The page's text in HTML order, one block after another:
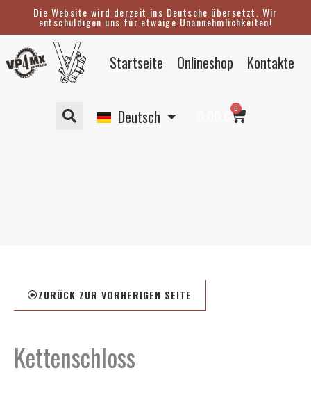
springen
Die Website wird derzeit ins Deutsche übersetzt. Wir
entschuldigen uns für etwaige Unannehmlichkeiten!
Startseite Onlineshop Kontakte
Deutsch
English
Svenska
0
Warenkorb
ZURÜCK ZUR VORHERIGEN SEITE
Kettenschloss